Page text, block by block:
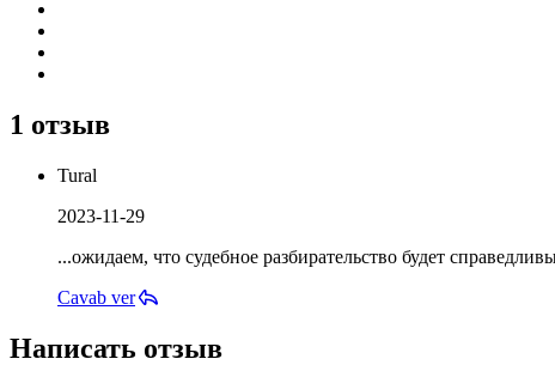
1 отзыв
Tural
2023-11-29
...ожидаем, что судебное разбирательство будет
Cavab ver
Написать отзыв